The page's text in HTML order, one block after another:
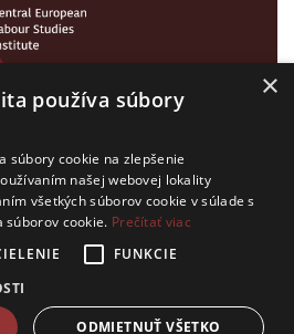
republika
ostatný obsah na tejto stránke je
by
crafted byAdaptiware.company
×
používa súbory
súbory cookie na zlepšenie
našej webovej lokality
všetkých súborov cookie v súlade s
súborov cookie. Prečítať viac
FUNKCIE
ODMIETNUŤ VŠETKO